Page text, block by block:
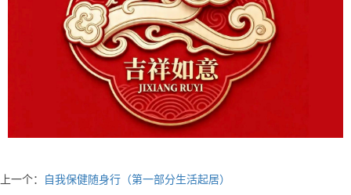
上一个：
自我保健随身行（第一部分生活起居）